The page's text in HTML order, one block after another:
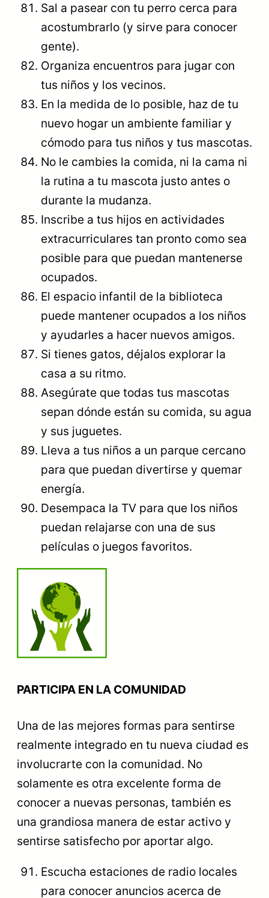
Sal a pasear con tu perro cerca para
acostumbrarlo (y sirve para conocer
gente).
Organiza encuentros para jugar con
tus niños y los vecinos.
En la medida de lo posible, haz de tu
nuevo hogar un ambiente familiar y
cómodo para tus niños y tus mascotas.
No le cambies la comida, ni la cama ni
la rutina a tu mascota justo antes o
durante la mudanza.
Inscribe a tus hijos en actividades
extracurriculares tan pronto como sea
posible para que puedan mantenerse
ocupados.
El espacio infantil de la biblioteca
puede mantener ocupados a los niños
y ayudarles a hacer nuevos amigos.
Si tienes gatos, déjalos explorar la
casa a su ritmo.
Asegúrate que todas tus mascotas
sepan dónde están su comida, su agua
y sus juguetes.
Lleva a tus niños a un parque cercano
para que puedan divertirse y quemar
energía.
Desempaca la TV para que los niños
puedan relajarse con una de sus
películas o juegos favoritos.
PARTICIPA EN LA COMUNIDAD
Una de las mejores formas para sentirse
realmente integrado en tu nueva ciudad es
involucrarte con la comunidad. No
solamente es otra excelente forma de
conocer a nuevas personas, también es
una grandiosa manera de estar activo y
sentirse satisfecho por aportar algo.
Escucha estaciones de radio locales
para conocer anuncios acerca de